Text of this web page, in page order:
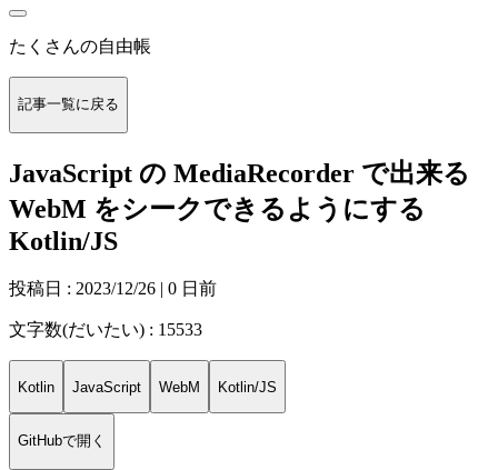
たくさんの自由帳
記事一覧に戻る
JavaScript の MediaRecorder で出来る
WebM をシークできるようにする
Kotlin/JS
投稿日 : 2023/12/26 | 0 日前
文字数(だいたい) : 15533
Kotlin JavaScript WebM Kotlin/JS
GitHubで開く